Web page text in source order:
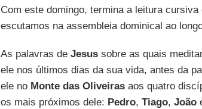
Com este domingo, termina a leitura cursiva
escutamos na assembleia dominical ao
As palavras de Jesussobre as quais
ele nos últimos dias da sua vida, antes da
ele no Monte das Oliveirasaos quatro
os mais próximos dele: Pedro, Tiago, João